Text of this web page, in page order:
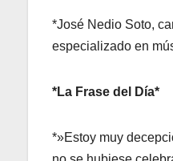
*José Nedio Soto,
especializado en
*La Frase del Día*
*»Estoy muy